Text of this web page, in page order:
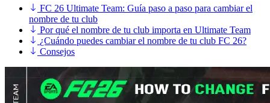
FC 26 Ultimate Team: Guía paso a paso para cambiar el
nombre de tu club
Por qué el nombre de tu club importa en Ultimate Team
¿Cuándo puedes cambiar el nombre de tu club FC 26?
Consejos